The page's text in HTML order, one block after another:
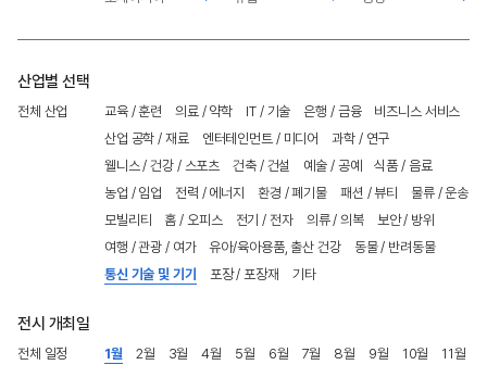
산업별 선택
전체 산업 교육 / 훈련 의료 / 약학 IT / 기술 은행 / 금융
비즈니스 서비스
산업 공학 / 재료
엔터테인먼트 / 미디어
과학 / 연구
웰니스 / 건강 / 스포츠
건축 / 건설 예술 / 공예
식품 / 음료
농업 / 임업
전력 / 에너지 환경 / 폐기물 패션 / 뷰티
물류 / 운송
모빌리티
홈 / 오피스 전기 / 전자 의류 / 의복
보안 / 방위
여행 / 관광 / 여가
유아/육아용품, 출산 건강
동물 / 반려동물
통신 기술 및 기기
포장 / 포장재 기타
전시 개최일
전체 일정 1월 2월 3월 4월 5월 6월 7월 8월 9월 10월
11월